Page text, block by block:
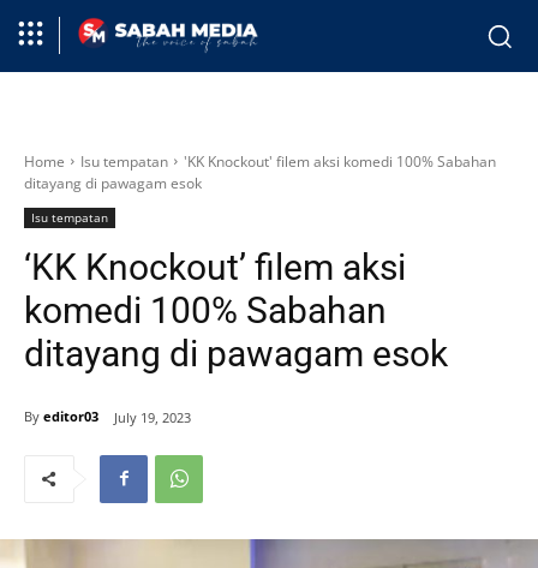
Home Isu tempatan
'KK Knockout' filem aksi komedi 100% Sabahan
ditayang di pawagam esok
Isu tempatan
‘KK Knockout’ filem aksi
komedi 100% Sabahan
ditayang di pawagam esok
By editor03 July 19, 2023